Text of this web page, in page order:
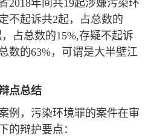
2018年间共19起涉嫌污染环
不起诉共2起，占总数的
占总数的15%,存疑不起诉
数的63%，可谓是大半壁江
点总结
例，污染环境罪的案件在审
的辩护要点：